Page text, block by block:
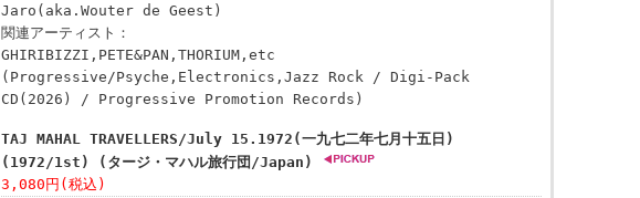
Jaro(aka.Wouter de Geest)
関連アーティスト：
GHIRIBIZZI,PETE&PAN,THORIUM,etc
(Progressive/Psyche,Electronics,Jazz Rock / Digi-Pack
CD(2026) / Progressive Promotion Records)
TAJ MAHAL TRAVELLERS/July 15.1972(一九七二年七月十五日)
(1972/1st) (タージ・マハル旅行団/Japan)
3,080円(税込)